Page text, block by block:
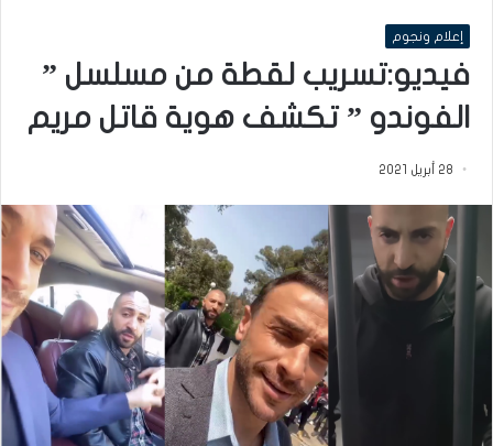
إعلام ونجوم
فيديو:تسريب لقطة من مسلسل ”
الفوندو ” تكشف هوية قاتل مريم
28 أبريل 2021